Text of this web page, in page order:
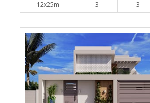
12x25m 3 3